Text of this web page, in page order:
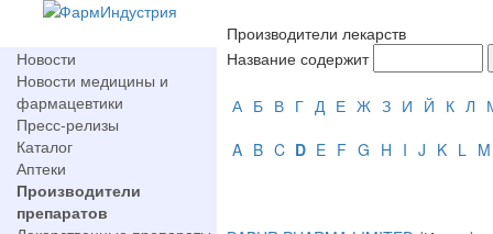
Новости
Новости медицины и
фармацевтики
Пресс-релизы
Каталог
Аптеки
Производители
препаратов
Производители лекарств
Название содержит
А Б В Г Д Е Ж З И Й К Л
A B C D E F G H I J K L M